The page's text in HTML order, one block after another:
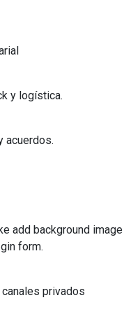
y logística.
acuerdos.
add background image
form.
privados